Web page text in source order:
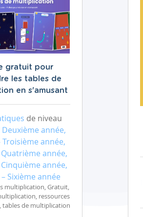
gratuit pour
les tables de
en s'amusant
de niveau
année,
année,
année,
année,
Sixième année
multiplication, Gratuit,
ressources
tables de multiplication